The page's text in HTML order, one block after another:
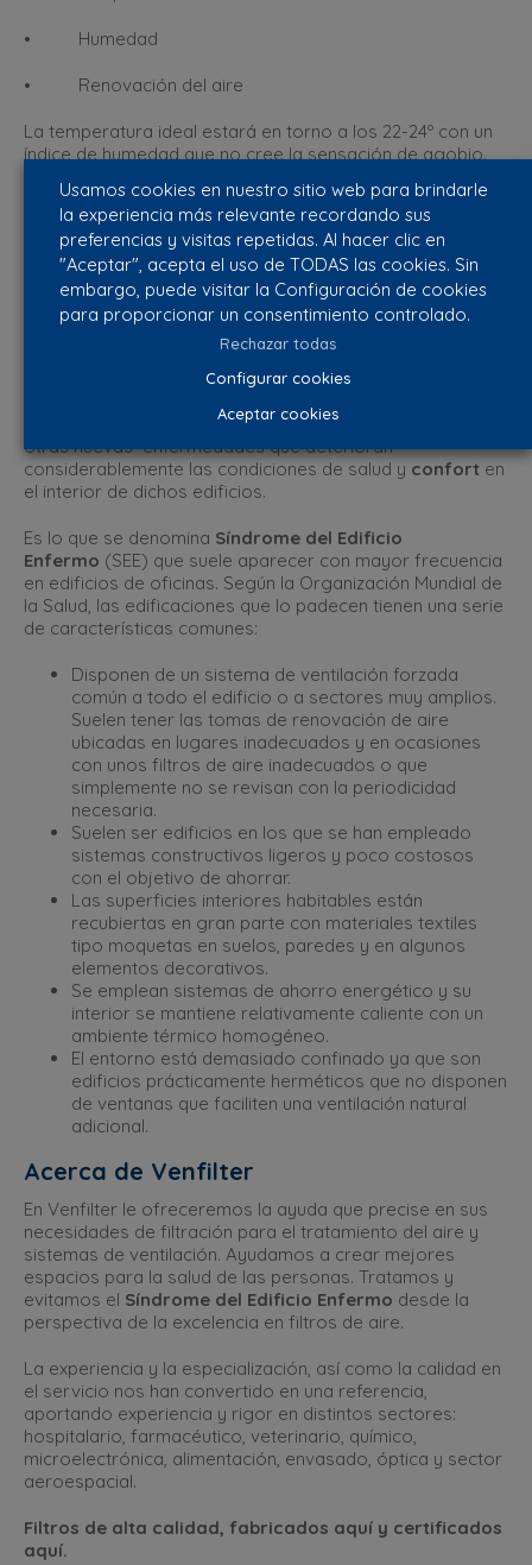
• Humedad
• Renovación del aire
La temperatura ideal estará en torno a los 22-24º con un
índice de humedad que no cree la sensación de agobio.
Un poco de historia
En el año 1970 la Organización Mundial de la
Salud(OMS)comenzó a detectar problemas de salud en
algunas personas, derivados de la estancia prolongada
en determinados edificios, que en su mayoría tenían
todos las mismas características.
Los profesionales sanitarios determinaron que no
que ya eran conocidas, sino también de la aparición de
otras nuevas enfermedades que deterioran
considerablemente las condiciones de salud y confort en
el interior de dichos edificios.
Es lo que se denomina Síndrome del Edificio
Enfermo (SEE) que suele aparecer con mayor frecuencia
en edificios de oficinas. Según la Organización Mundial de
la Salud, las edificaciones que lo padecen tienen una serie
de características comunes:
Disponen de un sistema de ventilación forzada
común a todo el edificio o a sectores muy amplios.
Suelen tener las tomas de renovación de aire
ubicadas en lugares inadecuados y en ocasiones
con unos filtros de aire inadecuados o que
simplemente no se revisan con la periodicidad
necesaria.
Suelen ser edificios en los que se han empleado
sistemas constructivos ligeros y poco costosos
con el objetivo de ahorrar.
Las superficies interiores habitables están
recubiertas en gran parte con materiales textiles
tipo moquetas en suelos, paredes y en algunos
elementos decorativos.
Se emplean sistemas de ahorro energético y su
interior se mantiene relativamente caliente con un
ambiente térmico homogéneo.
El entorno está demasiado confinado ya que son
edificios prácticamente herméticos que no disponen
de ventanas que faciliten una ventilación natural
adicional.
Acerca de Venfilter
En Venfilter le ofreceremos la ayuda que precise en sus
necesidades de filtración para el tratamiento del aire y
sistemas de ventilación. Ayudamos a crear mejores
espacios para la salud de las personas. Tratamos y
evitamos el Síndrome del Edificio Enfermo desde la
perspectiva de la excelencia en filtros de aire.
La experiencia y la especialización, así como la calidad en
el servicio nos han convertido en una referencia,
aportando experiencia y rigor en distintos sectores:
hospitalario, farmacéutico, veterinario, químico,
microelectrónica, alimentación, envasado, óptica y sector
aeroespacial.
Filtros de alta calidad, fabricados aquí y certificados
aquí.
Usamos cookies en nuestro sitio web para brindarle
la experiencia más relevante recordando sus
preferencias y visitas repetidas. Al hacer clic en
"Aceptar", acepta el uso de TODAS las cookies. Sin
embargo, puede visitar la Configuración de cookies
para proporcionar un consentimiento controlado.
Rechazar todas
Configurar cookies
Aceptar cookies